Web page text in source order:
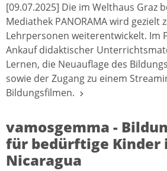
[09.07.2025] Die im Welthaus Graz
Mediathek PANORAMA wird gezielt
Lehrpersonen weiterentwickelt. Im
Ankauf didaktischer
Lernen, die Neuauflage des
sowie der Zugang zu einem
Bildungsfilmen.
vamosgemma -
für bedürftige Kinder
Nicaragua